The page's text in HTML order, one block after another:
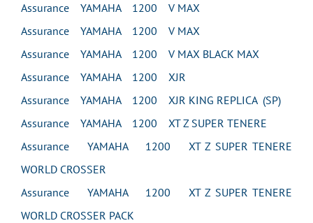
Assurance YAMAHA 1200 V MAX
Assurance YAMAHA 1200 V MAX
Assurance YAMAHA 1200 V MAX BLACK MAX
Assurance YAMAHA 1200 XJR
Assurance YAMAHA 1200 XJR KING REPLICA (SP)
Assurance YAMAHA 1200 XT Z SUPER TENERE
Assurance YAMAHA 1200 XT Z SUPER TENERE
WORLD CROSSER
Assurance YAMAHA 1200 XT Z SUPER TENERE
WORLD CROSSER PACK